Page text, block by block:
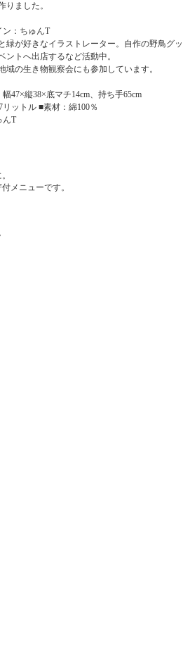
りました。
ン：ちゅんT
緑が好きなイラストレーター。自作の野鳥グッ
ントへ出店するなど活動中。
域の生き物観察会にも参加しています。
47×縦38×底マチ14cm、持ち手65cm
ットル ■素材：綿100％
んT
メニューです。